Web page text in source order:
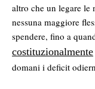
altro che un legare le
nessuna maggiore
spendere, fino a
costituzionalmente
domani i deficit